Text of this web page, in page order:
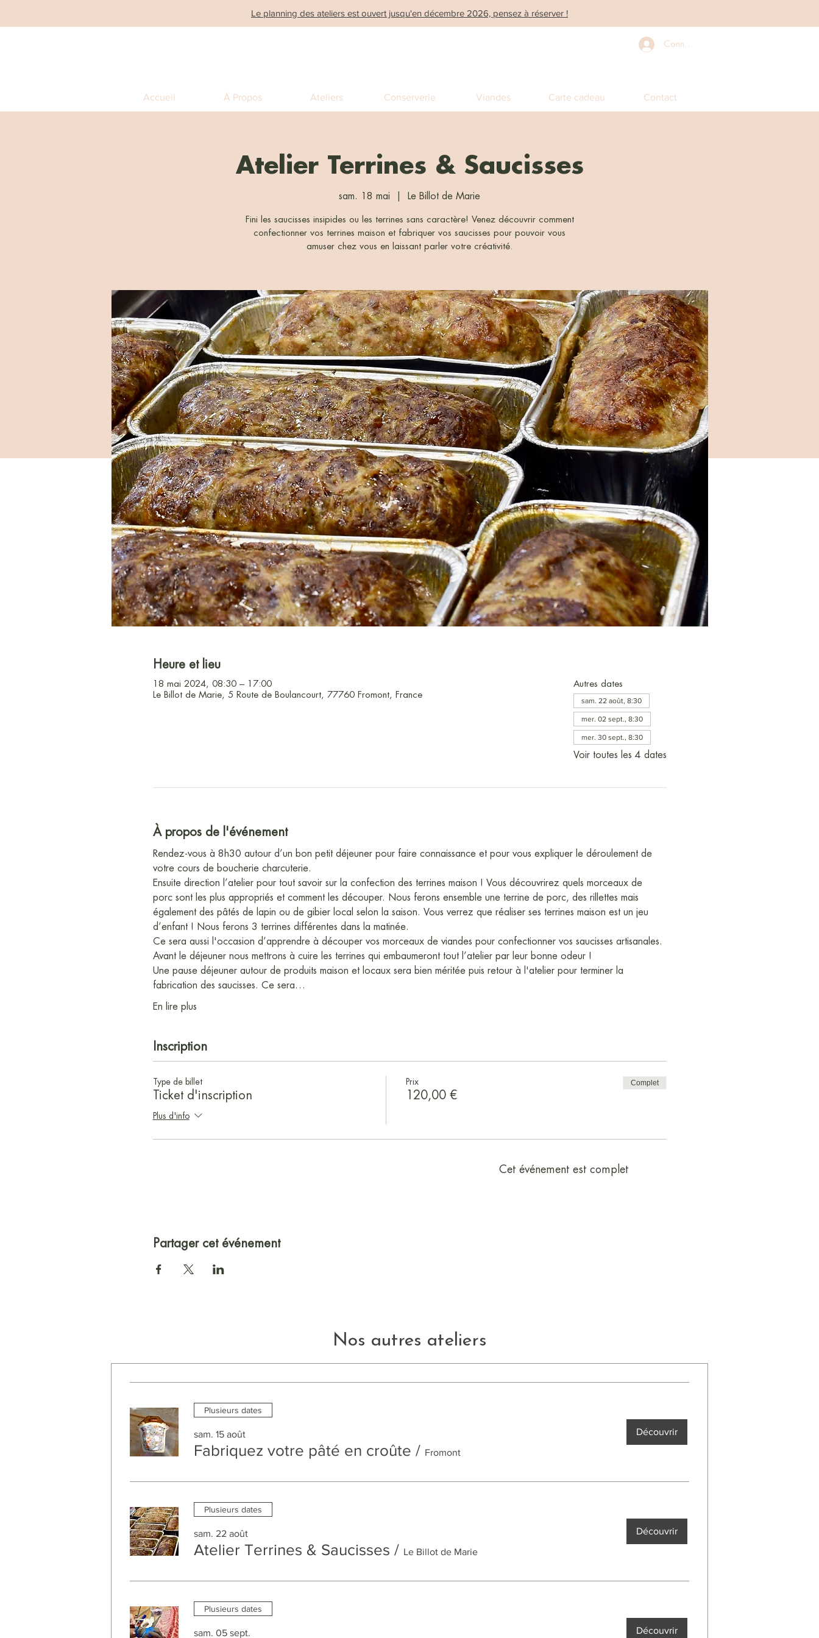
Le planning des ateliers est ouvert jusqu'en décembre 2026, pensez à réserver !
Connexion
Accueil À Propos Ateliers Conserverie Viandes Carte cadeau Contact
Atelier Terrines & Saucisses
sam. 18 mai Le Billot de Marie
Fini les saucisses insipides ou les terrines sans caractère! Venez découvrir comment
confectionner vos terrines maison et fabriquer vos saucisses pour pouvoir vous
amuser chez vous en laissant parler votre créativité.
Heure et lieu
18 mai 2024, 08:30 – 17:00
Le Billot de Marie, 5 Route de Boulancourt, 77760 Fromont, France
Autres dates
sam. 22 août, 8:30
mer. 02 sept., 8:30
mer. 30 sept., 8:30
Voir toutes les 4 dates
À propos de l'événement
Rendez-vous à 8h30 autour d’un bon petit déjeuner pour faire connaissance et pour vous expliquer le déroulement de
votre cours de boucherie charcuterie.
Ensuite direction l’atelier pour tout savoir sur la confection des terrines maison ! Vous découvrirez quels morceaux de
porc sont les plus appropriés et comment les découper. Nous ferons ensemble une terrine de porc, des rillettes mais
également des pâtés de lapin ou de gibier local selon la saison. Vous verrez que réaliser ses terrines maison est un jeu
d’enfant ! Nous ferons 3 terrines différentes dans la matinée.
Ce sera aussi l'occasion d’apprendre à découper vos morceaux de viandes pour confectionner vos saucisses artisanales.
Avant le déjeuner nous mettrons à cuire les terrines qui embaumeront tout l’atelier par leur bonne odeur !
Une pause déjeuner autour de produits maison et locaux sera bien méritée puis retour à l'atelier pour terminer la
fabrication des saucisses. Ce sera…
En lire plus
Inscription
Type de billet
Ticket d'inscription
Plus d'info
Prix
120,00 €
Complet
Cet événement est complet
Partager cet événement
Nos autres ateliers
Plusieurs dates
sam. 15 août
Fabriquez votre pâté en croûte / Fromont
Découvrir
Plusieurs dates
sam. 22 août
Atelier Terrines & Saucisses / Le Billot de Marie
Découvrir
Plusieurs dates
sam. 05 sept. Découvrir